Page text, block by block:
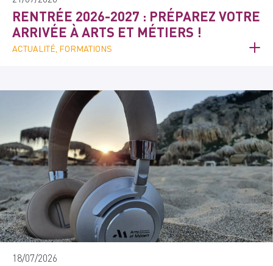
RENTRÉE 2026-2027 : PRÉPAREZ VOTRE
ARRIVÉE À ARTS ET MÉTIERS !
ACTUALITÉ, FORMATIONS
18/07/2026